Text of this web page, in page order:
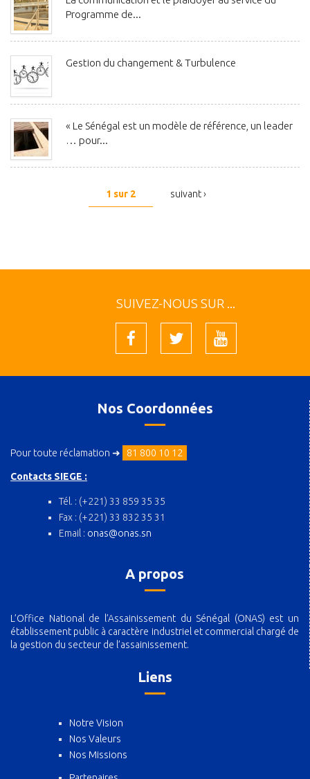
Programme de...
Gestion du changement & Turbulence
« Le Sénégal est un modèle de référence, un leader
… pour...
1 sur 2 suivant ›
SUIVEZ-NOUS SUR ...
Nos Coordonnées
Pour toute réclamation ➜ 81 800 10 12
Contacts SIEGE :
Tél. : (+221) 33 859 35 35
Fax : (+221) 33 832 35 31
Email : onas@onas.sn
A propos
L’Office National de l’Assainissement du Sénégal (ONAS) est un
établissement public à caractère industriel et commercial chargé de
la gestion du secteur de l’assainissement.
Liens
Notre Vision
Nos Valeurs
Nos Missions